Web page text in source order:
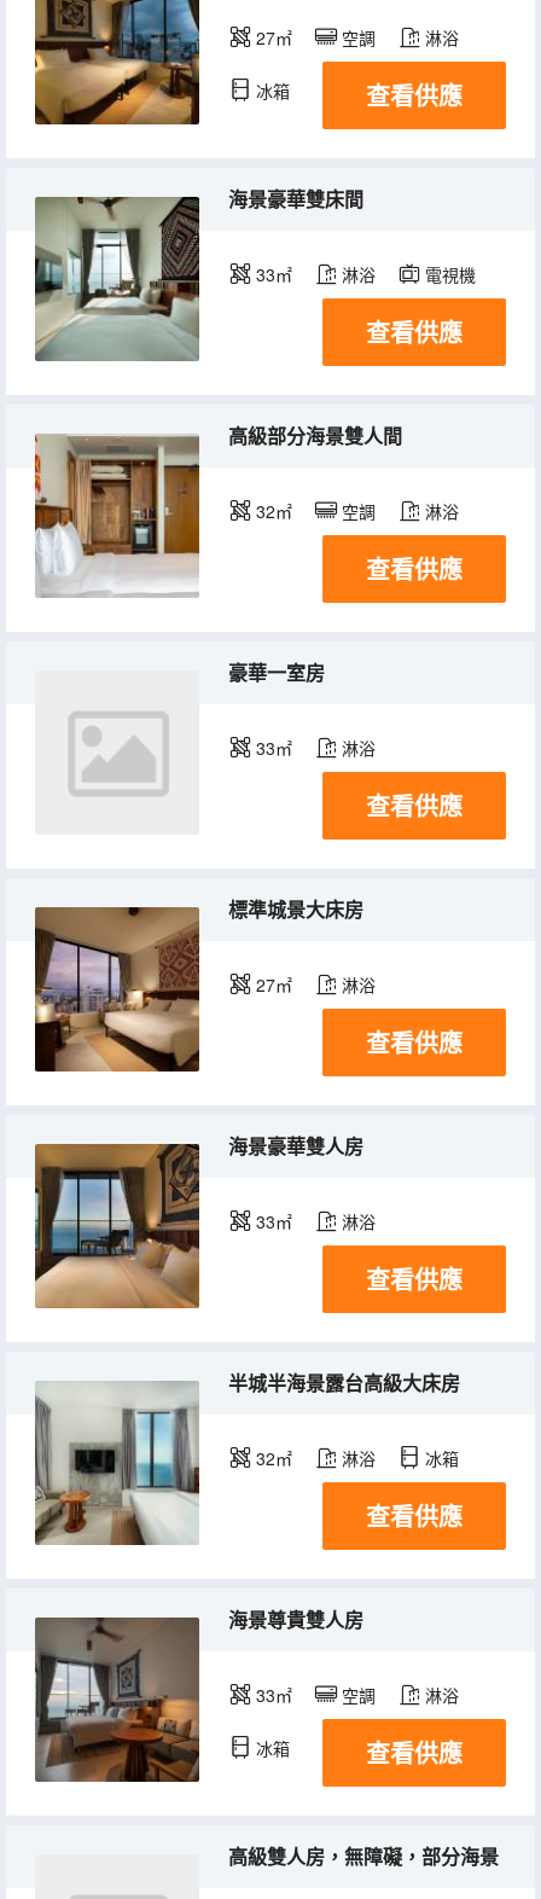
27㎡ 空調 淋浴
冰箱 查看供應
海景豪華雙床間
33㎡ 淋浴 電視機
查看供應
高級部分海景雙人間
32㎡ 空調 淋浴
查看供應
豪華一室房
33㎡ 淋浴
查看供應
標準城景大床房
27㎡ 淋浴
查看供應
海景豪華雙人房
33㎡ 淋浴
查看供應
半城半海景露台高級大床房
32㎡ 淋浴 冰箱
查看供應
海景尊貴雙人房
33㎡ 空調 淋浴
冰箱 查看供應
高級雙人房，無障礙，部分海景